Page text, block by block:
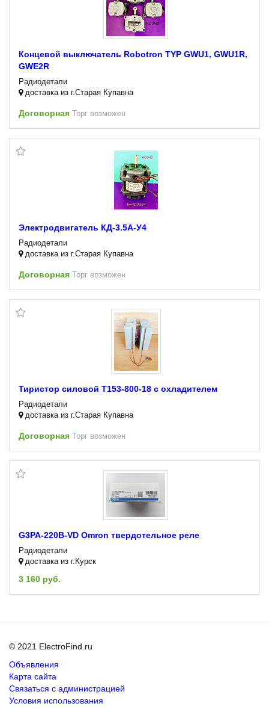
Концевой выключатель Robotron TYP GWU1, GWU1R,
GWE2R
Радиодетали
доставка из г.Старая Купавна
Договорная Торг возможен
Электродвигатель КД-3.5А-У4
Радиодетали
доставка из г.Старая Купавна
Договорная Торг возможен
Тиристор силовой Т153-800-18 с охладителем
Радиодетали
доставка из г.Старая Купавна
Договорная Торг возможен
G3PA-220B-VD Omron твердотельное реле
Радиодетали
доставка из г.Курск
3 160 руб.
© 2021 ElectroFind.ru
Объявления
Карта сайта
Связаться с администрацией
Условия использования